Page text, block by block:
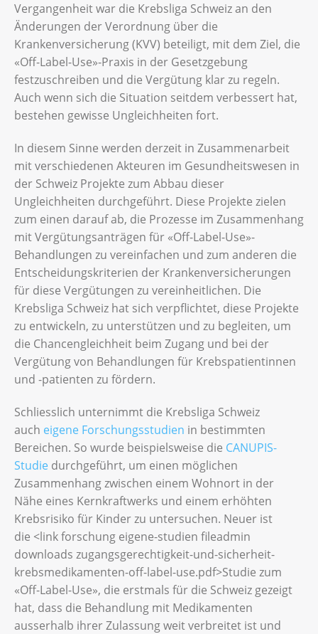
Vergangenheit war die Krebsliga Schweiz an den
Änderungen der Verordnung über die
Krankenversicherung (KVV) beteiligt, mit dem Ziel, die
«Off-Label-Use»-Praxis in der Gesetzgebung
festzuschreiben und die Vergütung klar zu regeln.
Auch wenn sich die Situation seitdem verbessert hat,
bestehen gewisse Ungleichheiten fort.
In diesem Sinne werden derzeit in Zusammenarbeit
mit verschiedenen Akteuren im Gesundheitswesen in
der Schweiz Projekte zum Abbau dieser
Ungleichheiten durchgeführt. Diese Projekte zielen
zum einen darauf ab, die Prozesse im Zusammenhang
mit Vergütungsanträgen für «Off-Label-Use»-
Behandlungen zu vereinfachen und zum anderen die
Entscheidungskriterien der Krankenversicherungen
für diese Vergütungen zu vereinheitlichen. Die
Krebsliga Schweiz hat sich verpflichtet, diese Projekte
zu entwickeln, zu unterstützen und zu begleiten, um
die Chancengleichheit beim Zugang und bei der
Vergütung von Behandlungen für Krebspatientinnen
und -patienten zu fördern.
Schliesslich unternimmt die Krebsliga Schweiz
auch eigene Forschungsstudien in bestimmten
Bereichen. So wurde beispielsweise die CANUPIS-
Studie durchgeführt, um einen möglichen
Zusammenhang zwischen einem Wohnort in der
Nähe eines Kernkraftwerks und einem erhöhten
Krebsrisiko für Kinder zu untersuchen. Neuer ist
die <link forschung eigene-studien fileadmin
downloads zugangsgerechtigkeit-und-sicherheit-
krebsmedikamenten-off-label-use.pdf>Studie zum
«Off-Label-Use», die erstmals für die Schweiz gezeigt
hat, dass die Behandlung mit Medikamenten
ausserhalb ihrer Zulassung weit verbreitet ist und